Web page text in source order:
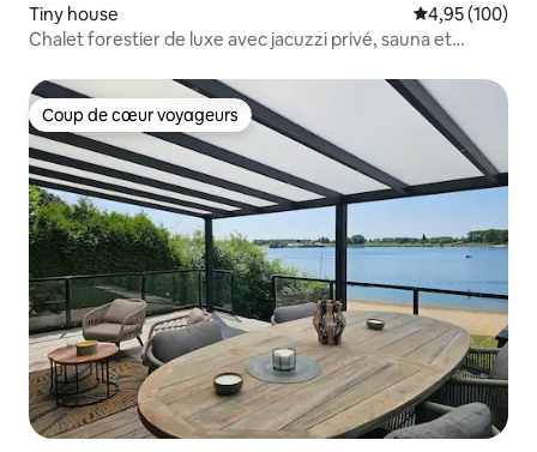
Tiny house Évaluation
4,95 (100)
Chalet forestier de luxe avec jacuzzi privé, sauna et
Coup de cœur voyageurs
Coup de cœur voyageurs